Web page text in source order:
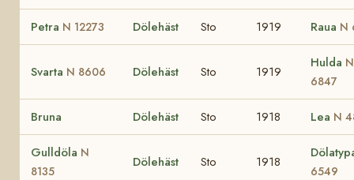
Petra N 12273 Dölehäst Sto 1919 Raua N
Svarta N 8606 Dölehäst Sto 1919
Hulda N
6847
Bruna Dölehäst Sto 1918 Lea N
Gulldöla N
8135
Dölehäst Sto 1918
6549